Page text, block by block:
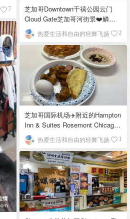
7
芝加哥Downtown千禧公园云门
Cloud Gate芝加哥河街景❤️鳞次
栉比的高楼
热爱生活和自由的轻舞飞扬 2
芝加哥国际机场✈️附近的Hampton
Inn & Suites Rosemont Chicago
O'Hare自助早餐
热爱生活和自由的轻舞飞扬 1